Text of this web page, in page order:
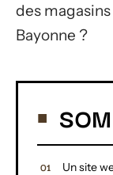
des
Bayonne ?
Un site